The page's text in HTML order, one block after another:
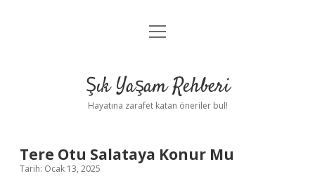
Anasayfa
Yasal Uyarı
menüyü
Şık Yaşam Rehberi
Hayatına zarafet katan öneriler bul!
Tere Otu Salataya Konur Mu
Tarih: Ocak 13, 2025